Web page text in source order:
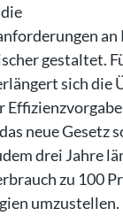
an
gestaltet.
sich die
neue Gesetz
drei Jahre
zu 100
umzustellen.